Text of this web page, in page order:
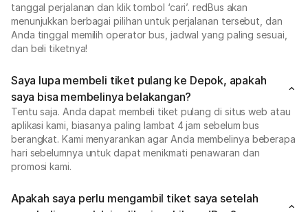
tanggal perjalanan dan klik tombol ‘cari’. redBus akan
menunjukkan berbagai pilihan untuk perjalanan tersebut, dan
Anda tinggal memilih operator bus, jadwal yang paling sesuai,
dan beli tiketnya!
Saya lupa membeli tiket pulang ke Depok, apakah
saya bisa membelinya belakangan?
Tentu saja. Anda dapat membeli tiket pulang di situs web atau
aplikasi kami, biasanya paling lambat 4 jam sebelum bus
berangkat. Kami menyarankan agar Anda membelinya beberapa
hari sebelumnya untuk dapat menikmati penawaran dan
promosi kami.
Apakah saya perlu mengambil tiket saya setelah